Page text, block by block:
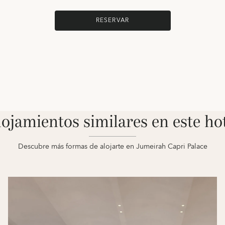
RESERVAR
similares en este
Descubre más formas de alojarte en Jumeirah Capri Palace